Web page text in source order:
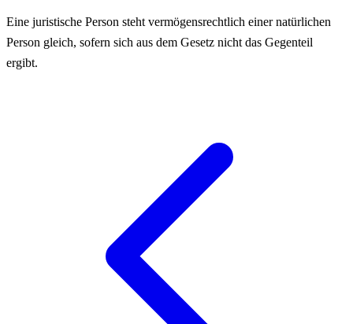
Eine juristische Person steht vermögensrechtlich einer natürlichen
Person gleich, sofern sich aus dem Gesetz nicht das Gegenteil
ergibt.